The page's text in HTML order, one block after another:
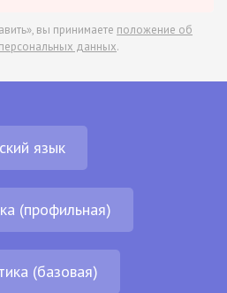
вы принимаете положение об
данных.
язык
(профильная)
(базовая)